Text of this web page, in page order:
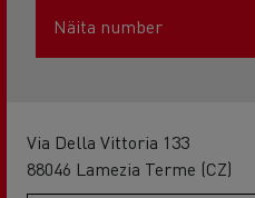
Näita number
Via Della Vittoria 133
88046 Lamezia Terme (CZ)